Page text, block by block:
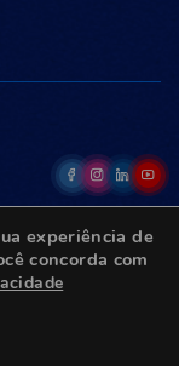
experiência de
concorda com